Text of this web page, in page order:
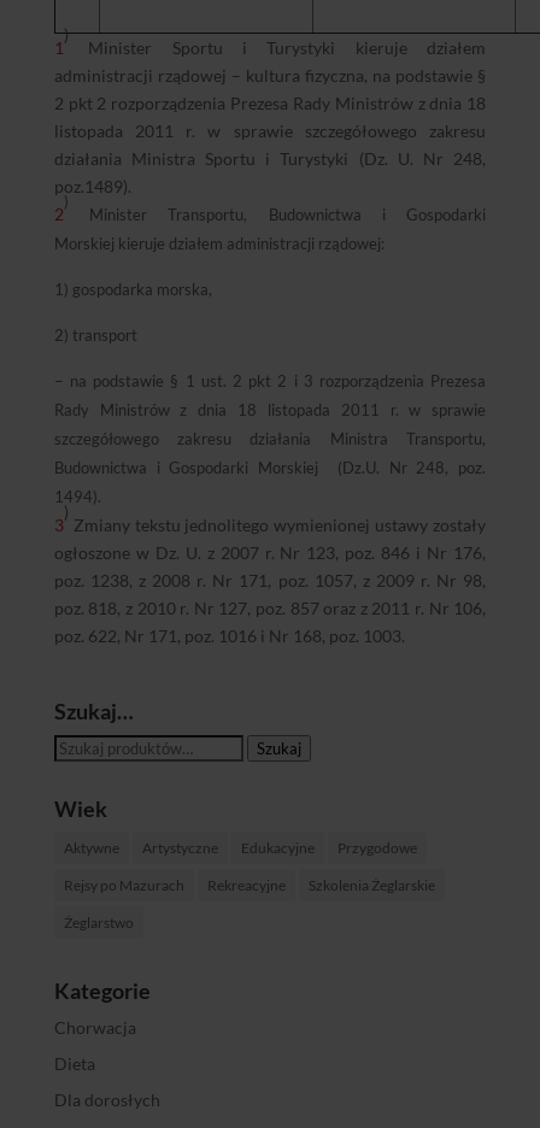
1
)
Minister Sportu i Turystyki kieruje działem
administracji rządowej – kultura fizyczna, na podstawie §
2 pkt 2 rozporządzenia Prezesa Rady Ministrów z dnia 18
listopada 2011 r. w sprawie szczegółowego zakresu
działania Ministra Sportu i Turystyki (Dz. U. Nr 248,
poz.1489).
2
)
MinisterTransportu, Budownictwa i Gospodarki
Morskiej kieruje działem administracji rządowej:
1) gospodarka morska,
2) transport
– na podstawie § 1 ust. 2 pkt 2 i 3 rozporządzenia Prezesa
Rady Ministrów z dnia 18 listopada 2011 r. w sprawie
szczegółowego zakresu działania MinistraTransportu,
Budownictwa i Gospodarki Morskiej (Dz.U. Nr 248, poz.
1494).
3
)
Zmiany tekstu jednolitego wymienionej ustawy zostały
ogłoszone w Dz. U. z 2007 r. Nr 123, poz. 846 i Nr 176,
poz. 1238, z 2008 r. Nr 171, poz. 1057, z 2009 r. Nr 98,
poz. 818, z 2010 r. Nr 127, poz. 857 oraz z 2011 r. Nr 106,
poz. 622, Nr 171, poz. 1016 i Nr 168, poz. 1003.
Szukaj…
Szukaj: Szukaj
Wiek
Aktywne Artystyczne Edukacyjne Przygodowe
Rejsy po Mazurach Rekreacyjne Szkolenia Żeglarskie
Żeglarstwo
Kategorie
Chorwacja
Dieta
Dla dorosłych